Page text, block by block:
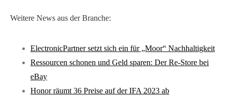
Weitere News aus der Branche:
ElectronicPartner setzt sich ein für „Moor“ Nachhaltigkeit
Ressourcen schonen und Geld sparen: Der Re-Store bei
eBay
Honor räumt 36 Preise auf der IFA 2023 ab